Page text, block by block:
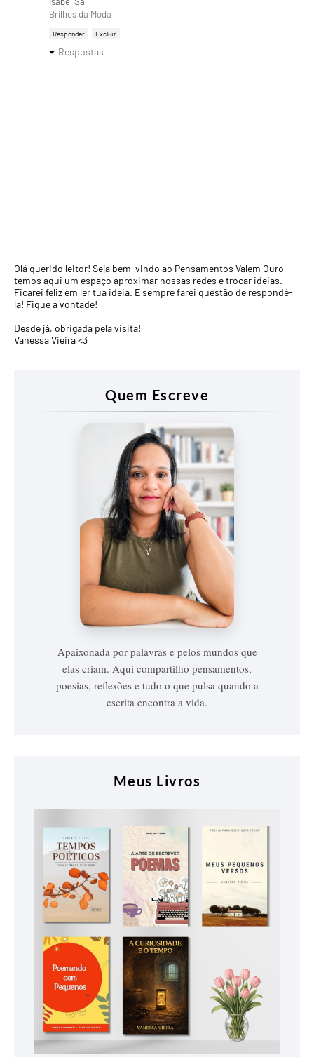
Brilhos da Moda
Responder Excluir
Respostas
Olá querido leitor! Seja bem-vindo ao Pensamentos Valem Ouro,
temos aqui um espaço aproximar nossas redes e trocar ideias.
Ficarei feliz em ler tua ideia. E sempre farei questão de respondê-
la! Fique a vontade!
Desde já, obrigada pela visita!
Vanessa Vieira <3
Quem Escreve
Vanessa
Vieira
Apaixonada por palavras e pelos mundos que
elas criam. Aqui compartilho pensamentos,
poesias, reflexões e tudo o que pulsa quando a
escrita encontra a vida.
Meus Livros